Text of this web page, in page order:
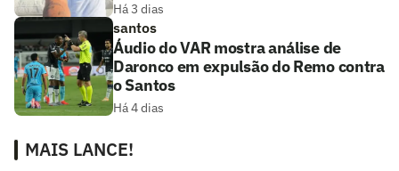
Há 3 dias
santos
Áudio do VAR mostra análise de
Daronco em expulsão do Remo contra
o Santos
Há 4 dias
MAIS LANCE!